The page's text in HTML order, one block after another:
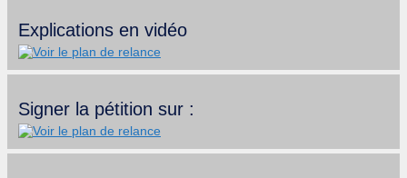
Explications en vidéo
Signer la pétition sur :